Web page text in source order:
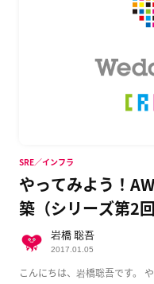
やってみよう！
築（シリーズ第2回
こんにちは、岩橋聡吾です。
SRE／インフラ
岩橋 聡吾
2017.01.05